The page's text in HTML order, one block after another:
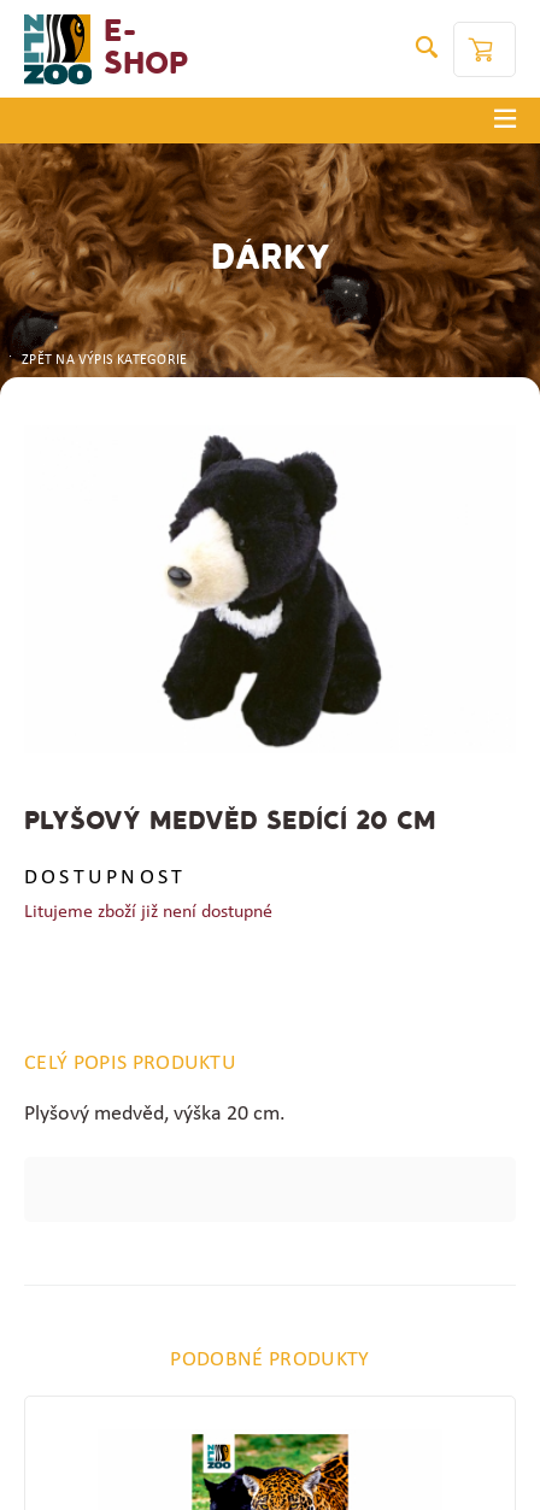
E-
Shop
DÁRKY
ZPĚT NA VÝPIS KATEGORIE
PLYŠOVÝ MEDVĚD SEDÍCÍ 20 CM
DOSTUPNOST
Litujeme zboží již není dostupné
CELÝ POPIS PRODUKTU
Plyšový medvěd, výška 20 cm.
PODOBNÉ PRODUKTY